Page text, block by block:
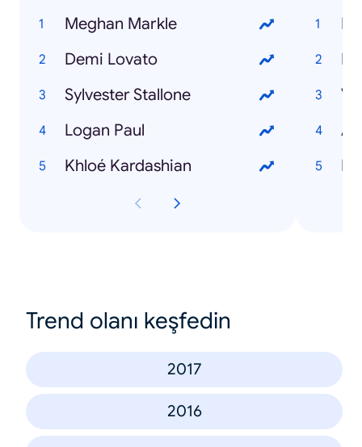
Meghan Markle
Demi Lovato
Sylvester Stallone
Logan Paul
Khloé Kardashian
Trend olanı keşfedin
2017
2016